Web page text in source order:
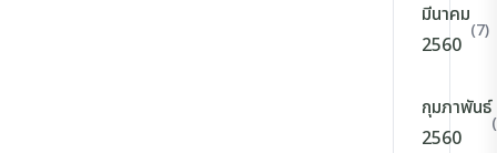
มีนาคม
2560
(7)
กุมภาพันธ์
2560